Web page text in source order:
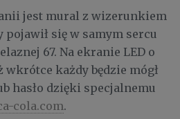
jest mural z wizerunkiem
pojawił się w samym sercu
67. Na ekranie LED o
wkrótce każdy będzie mógł
hasło dzięki specjalnemu
cola.com.